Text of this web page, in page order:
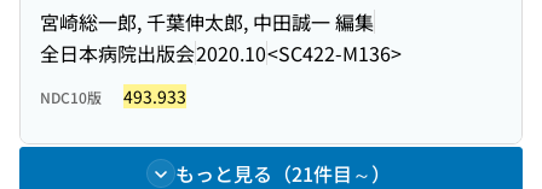
宮崎総一郎, 千葉伸太郎, 中田誠一 編集
全日本病院出版会2020.10<SC422-M136>
NDC10版 493.933
もっと見る（21件目～）